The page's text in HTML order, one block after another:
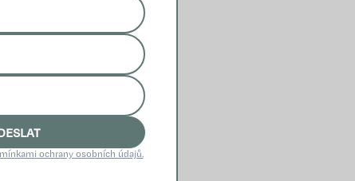
potenciál –
zlepšuje
extrakt Bacowize
osvědčené
adaptogenní
ochrany osobních údajů.